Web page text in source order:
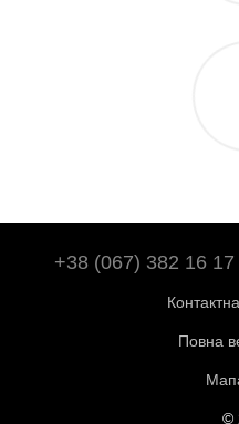
+38 (067) 382 16 17
Повна
©